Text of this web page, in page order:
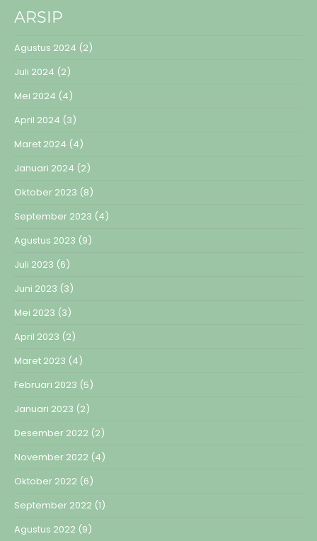
ARSIP
Agustus 2024 (2)
Juli 2024 (2)
Mei 2024 (4)
April 2024 (3)
Maret 2024 (4)
Januari 2024 (2)
Oktober 2023 (8)
September 2023 (4)
Agustus 2023 (9)
Juli 2023 (6)
Juni 2023 (3)
Mei 2023 (3)
April 2023 (2)
Maret 2023 (4)
Februari 2023 (5)
Januari 2023 (2)
Desember 2022 (2)
November 2022 (4)
Oktober 2022 (6)
September 2022 (1)
Agustus 2022 (9)